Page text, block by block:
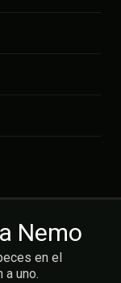
Nemo
en el
a uno.